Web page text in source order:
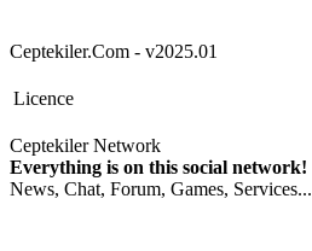
Ceptekiler.Com - v2025.01
Licence
Ceptekiler Network
Everything is on this social network!
News, Chat, Forum, Games, Services...